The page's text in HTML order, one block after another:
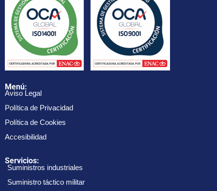
Menú:
Aviso Legal
Política de Privacidad
Política de Cookies
Accesibilidad
Servicios:
Suministros industriales
Suministro táctico militar